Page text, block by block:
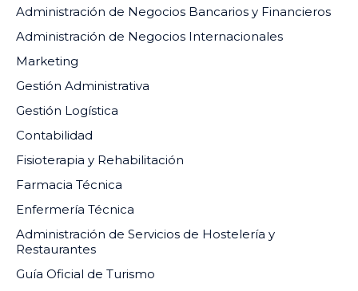
Administración de Negocios Bancarios y Financieros
Administración de Negocios Internacionales
Marketing
Gestión Administrativa
Gestión Logística
Contabilidad
Fisioterapia y Rehabilitación
Farmacia Técnica
Enfermería Técnica
Administración de Servicios de Hostelería y
Restaurantes
Guía Oficial de Turismo